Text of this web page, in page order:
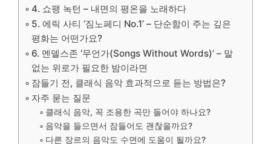
4. 쇼팽 녹턴 – 내면의 평온을 노래하다
5. 에릭 사티 ‘짐노페디 No.1’ – 단순함이 주는 깊은
평화는 어떤가요?
6. 멘델스존 ‘무언가(Songs Without Words)’ – 말
없는 위로가 필요한 밤이라면
잠들기 전, 클래식 음악 효과적으로 듣는 방법은?
자주 묻는 질문
클래식 음악, 꼭 조용한 곡만 들어야 하나요?
음악을 들으면서 잠들어도 괜찮을까요?
다른 장르의 음악도 수면에 도움이 될까요?